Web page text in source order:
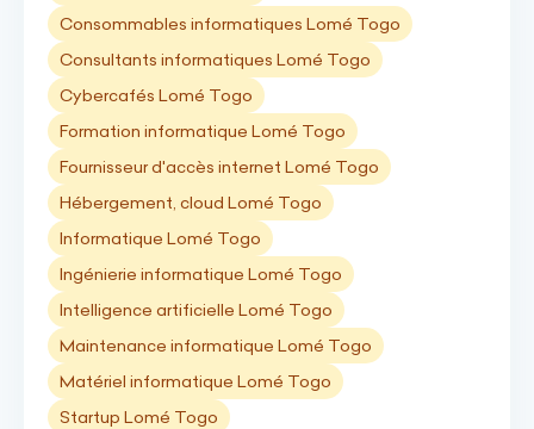
Consommables informatiques Lomé Togo
Consultants informatiques Lomé Togo
Cybercafés Lomé Togo
Formation informatique Lomé Togo
Fournisseur d'accès internet Lomé Togo
Hébergement, cloud Lomé Togo
Informatique Lomé Togo
Ingénierie informatique Lomé Togo
Intelligence artificielle Lomé Togo
Maintenance informatique Lomé Togo
Matériel informatique Lomé Togo
Startup Lomé Togo